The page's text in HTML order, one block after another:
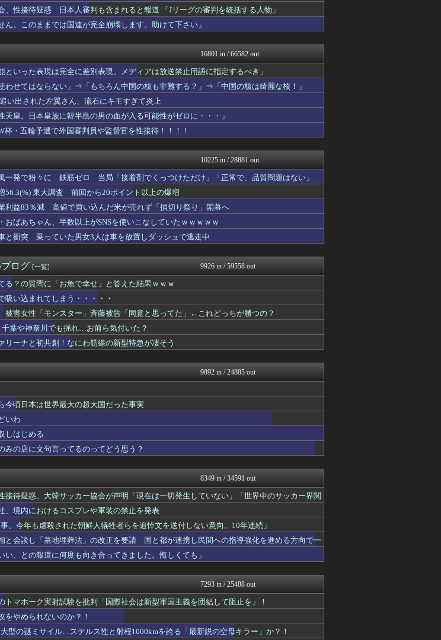
コスプレや軍装の禁止を発表
もえるあじあ(･∀･)
を痛烈批判「バカどもが輝く時だ」
かせまと！
大規模放流開始か 下流の工場地帯...
おーるじゃんる
いのか？！
軍事・ミリタリー速報☆彡
ふぇー速
に危機感 「パパ活」、情報漏えいも
watch＠２ちゃんねる
ところ、中指を立てられました。嫌がら...
痛いニュース(ﾉ∀`)
アルファルファモザイク＠ネ...
ゾーンで物議、公式コラボとの違い...
モッコスヌ〜ン
若い世代で多く
日本第一！ニュース録
装の禁止を発表「厳粛で神聖なる場所」
ープリンセスと話題に 【Pickup...
を激怒させた高市発言に｢無言の支持...
キムチ速報
ンスター」斉藤被告「同意と思ってた」←...
NEWSまとめもりー｜2c...
予算案で膨張、無人機・AI導入
常識的に考えた
打しCT検査→70代医師「問題ないで...
おーるじゃんる
ツの警察、極左活動家への「人道的対...
政経ワロスまとめニュース♪
の勝ち組が確定
ふぇー速
大艦巨砲主義！
働」だったwwwwww
ニュース30over
日本人審判も含まれると報道 「Jリー...
痛いニュース(ﾉ∀`)
気YouTuber『ちょんまげ小僧』...
「-15℃冷却」する冷感ポンチョ3...
小さくなった」 刃物店「刃の欠けを直...
モナニュース
合同会議
黒マッチョニュース
るコスプレや軍装の禁止を発表
みそパンNEWS
売
1500万本の嘘と真実
モッコスヌ〜ン
された朝鮮人犠牲者らを追悼文を送...
かせまと！
市、アメリカ、イスラエル」→広島県民...
試射を批判「周辺の安全保障上の脅威を...
まってしまう」と訴える市民団体、それ...
必要な資格は？
ふぇー速
は国連が完全崩壊します。助けて下さい...
いフィルム入ってるけどあれなんのため...
日にInstagram更新「楽しすぎ...
watch＠２ちゃんねる
とMTだよ」
アルファルファモザイク＠ネ...
も逮捕されなかった理由
モッコスヌ〜ン
日本第一！ニュース録
マーセール｣や｢最大50%オ...
理想ちゃんねる
ル…ステルス性と射程1000kmを...
サッカー協会が声明「現在は一切発生し...
キムチ速報
利用調査
かせまと！
も揺れ…お前ら気付いた？
NEWSまとめもりー｜2c...
告→未払い額を見た世界3位負担の日本側...
おーるじゃんる
国の温情のおかげだ！」 ← 突っ込み...
政経ワロスまとめニュース♪
転職者「応募するわ！」 → 結果ｗ...
オレ的ゲーム速報＠刃
が「台湾と韓国」に抜かれるｗｗｗｗｗ
投資ちゃんねる
近→職員が蹴り落とす→偶然起爆装置が壊...
痛いニュース(ﾉ∀`)
1万5千円増に 中堅層以上の公務員に...
常識的に考えた
官房長官
みそパンNEWS
、性接待疑惑 日本人審判も含まれると報道 「Jリーグの審判を統括する人物」
ん。このままでは国連が完全崩壊します。助けて下さい」
16801 in / 66582 out
といった表現は完全に差別表現。メディアは放送禁止用語に指定するべき」
わせてはならない」⇒「もちろん中国の核も非難する？」⇒「中国の核は綺麗な核！」
い出された左翼さん、流石にキモすぎて炎上
天皇。日本皇族に韓半島の男の血が入る可能性がゼロに・・・」
杯・五輪予選で外国審判員や監督官を性接待！！！！
10225 in / 28881 out
一発で粉々に 鉄筋ゼロ 当局「接着剤でくっつけただけ」「正常で、品質問題はない」
56.3(%) 東大調査 前回から20ポイント以上の爆増
利益83％減 高値で買い込んだ米が売れず「損切り祭り」開幕へ
おばあちゃん、半数以上がSNSを使いこなしていたｗｗｗｗｗ
と衝突 乗っていた男女3人は車を放置しダッシュで逃走中
ログ [一覧] 9926 in / 59558 out
る？の質問に「お魚で幸せ」と答えた結果ｗｗｗ
吸い込まれてしまう・・・・・
被害女性「モンスター」斉藤被告「同意と思ってた」←これどっちが勝つの？
千葉や神奈川でも揺れ…お前ら気付いた？
リーナと初共創！なにわ筋線の新型特急が凄そう
9892 in / 24885 out
今頃日本は世界最大の超大国だった事実
いわ
しはじめる
みの店に文句言ってるのってどう思う？
8349 in / 34591 out
接待疑惑、大韓サッカー協会が声明「現在は一切発生していない」「世界中のサッカー界関
、境内におけるコスプレや軍装の禁止を発表
事、今年も虐殺された朝鮮人犠牲者らを追悼文を送付しない意向。10年連続」
と会談し「墓地埋葬法」の改正を要請 国と都が連携し民間への指導強化を進める方向で一
い、との報道に何度も向き合ってきました。悔しくても」
7293 in / 25488 out
トマホーク実射試験を批判「国際社会は新型軍国主義を団結して阻止を」！
をやめられないのか？！
型の謎ミサイル…ステルス性と射程1000kmを誇る「最新鋭の空母キラー」か？！